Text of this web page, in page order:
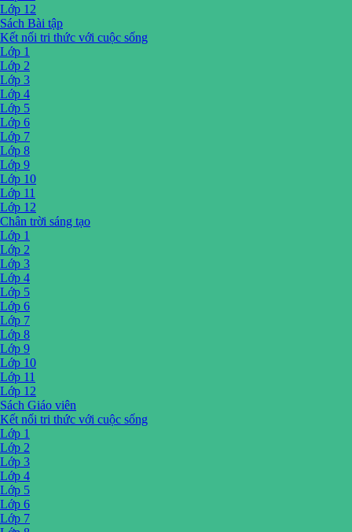
Lớp 12
Sách Bài tập
Kết nối tri thức với cuộc sống
Lớp 1
Lớp 2
Lớp 3
Lớp 4
Lớp 5
Lớp 6
Lớp 7
Lớp 8
Lớp 9
Lớp 10
Lớp 11
Lớp 12
Chân trời sáng tạo
Lớp 1
Lớp 2
Lớp 3
Lớp 4
Lớp 5
Lớp 6
Lớp 7
Lớp 8
Lớp 9
Lớp 10
Lớp 11
Lớp 12
Sách Giáo viên
Kết nối tri thức với cuộc sống
Lớp 1
Lớp 2
Lớp 3
Lớp 4
Lớp 5
Lớp 6
Lớp 7